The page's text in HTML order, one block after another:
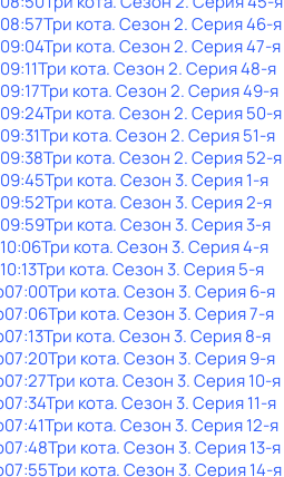
08:57Три кота. Сезон 2. Серия 46-я
09:04Три кота. Сезон 2. Серия 47-я
09:11Три кота. Сезон 2. Серия 48-я
09:17Три кота. Сезон 2. Серия 49-я
09:24Три кота. Сезон 2. Серия 50-я
09:31Три кота. Сезон 2. Серия 51-я
09:38Три кота. Сезон 2. Серия 52-я
09:45Три кота. Сезон 3. Серия 1-я
09:52Три кота. Сезон 3. Серия 2-я
09:59Три кота. Сезон 3. Серия 3-я
10:06Три кота. Сезон 3. Серия 4-я
10:13Три кота. Сезон 3. Серия 5-я
07:00Три кота. Сезон 3. Серия 6-я
07:06Три кота. Сезон 3. Серия 7-я
07:13Три кота. Сезон 3. Серия 8-я
07:20Три кота. Сезон 3. Серия 9-я
07:27Три кота. Сезон 3. Серия 10-я
07:34Три кота. Сезон 3. Серия 11-я
07:41Три кота. Сезон 3. Серия 12-я
07:48Три кота. Сезон 3. Серия 13-я
07:55Три кота. Сезон 3. Серия 14-я